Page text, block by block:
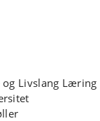
og Livslang Læring